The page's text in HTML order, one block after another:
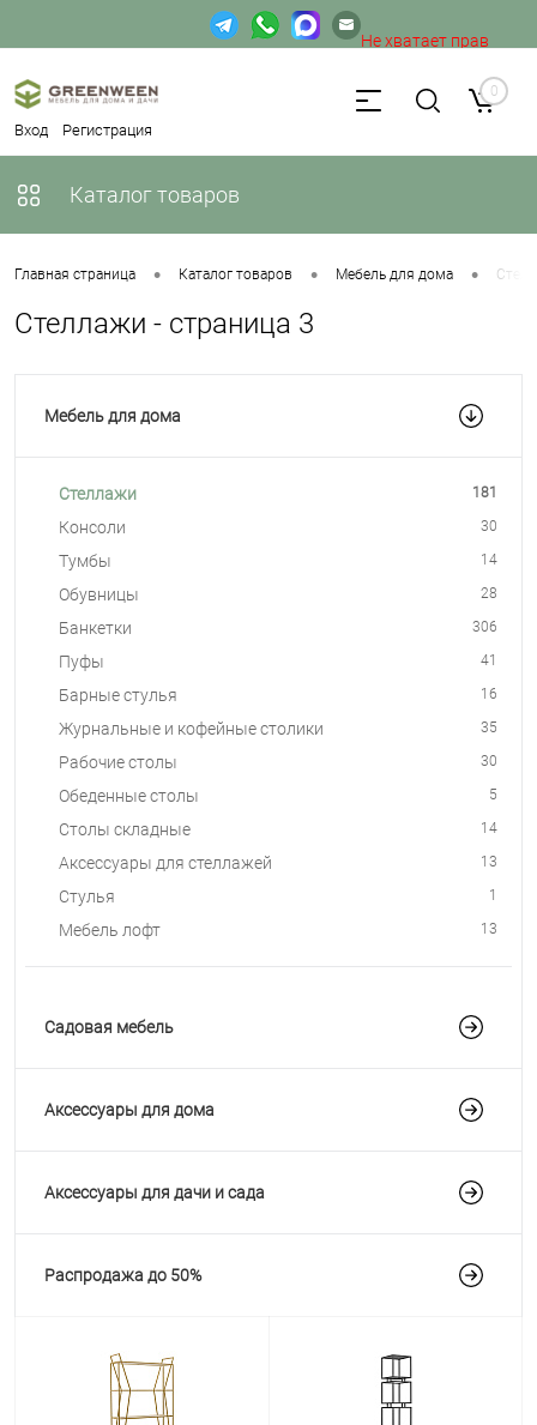
Вход Регистрация
Не хватает прав
доступа к веб-форме. 0
Каталог товаров
Главная страница • Каталог товаров • Мебель для дома •
Стеллажи - страница 3
Мебель для дома
Стеллажи 181
Консоли 30
Тумбы 14
Обувницы 28
Банкетки 306
Пуфы 41
Барные стулья 16
Журнальные и кофейные столики 35
Рабочие столы 30
Обеденные столы 5
Столы складные 14
Аксессуары для стеллажей 13
Стулья 1
Мебель лофт 13
Садовая мебель
Аксессуары для дома
Аксессуары для дачи и сада
Распродажа до 50%